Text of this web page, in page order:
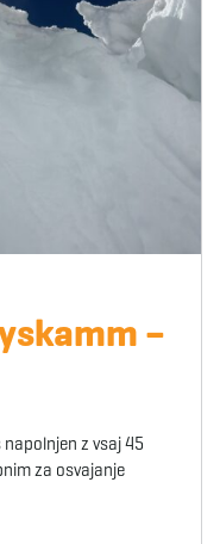
–
z vsaj 45
za osvajanje